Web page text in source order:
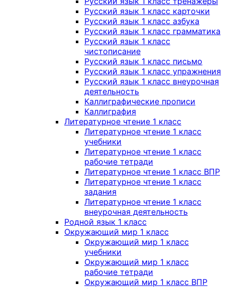
Русский язык 1 класс карточки
Русский язык 1 класс азбука
Русский язык 1 класс грамматика
Русский язык 1 класс
чистописание
Русский язык 1 класс письмо
Русский язык 1 класс упражнения
Русский язык 1 класс внеурочная
деятельность
Каллиграфические прописи
Каллиграфия
Литературное чтение 1 класс
Литературное чтение 1 класс
учебники
Литературное чтение 1 класс
рабочие тетради
Литературное чтение 1 класс ВПР
Литературное чтение 1 класс
задания
Литературное чтение 1 класс
внеурочная деятельность
Родной язык 1 класс
Окружающий мир 1 класс
Окружающий мир 1 класс
учебники
Окружающий мир 1 класс
рабочие тетради
Окружающий мир 1 класс ВПР